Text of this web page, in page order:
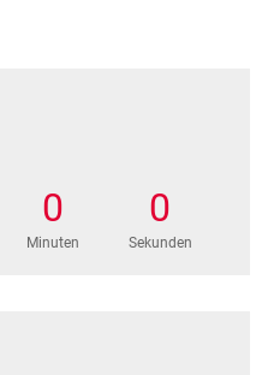
0
Minuten
0
Sekunden